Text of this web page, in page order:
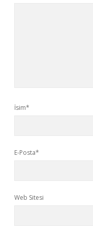
İsim*
E-Posta*
Web Sitesi